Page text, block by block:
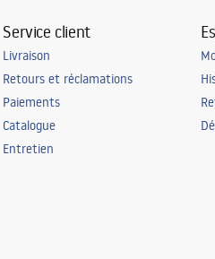
Service client
Livraison
Retours et réclamations
Paiements
Catalogue
Entretien